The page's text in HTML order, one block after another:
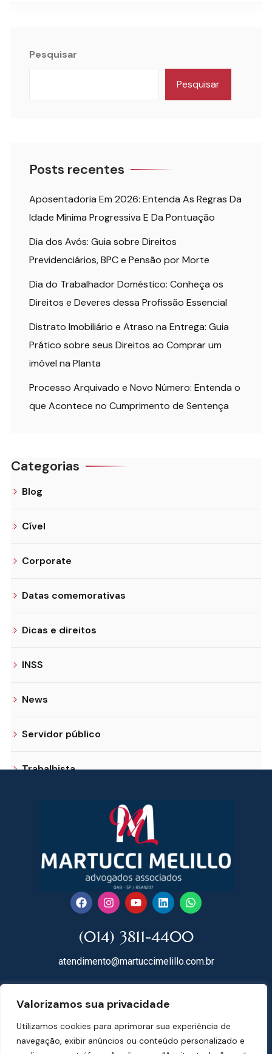
Valorizamos sua privacidade
Utilizamos cookies para aprimorar sua experiência de
navegação, exibir anúncios ou conteúdo personalizado e
Pesquisar
Pesquisar
Posts recentes
Aposentadoria Em 2026: Entenda As Regras Da
Idade Mínima Progressiva E Da Pontuação
Dia dos Avós: Guia sobre Direitos
Previdenciários, BPC e Pensão por Morte
Dia do Trabalhador Doméstico: Conheça os
Direitos e Deveres dessa Profissão Essencial
Distrato Imobiliário e Atraso na Entrega: Guia
Prático sobre seus Direitos ao Comprar um
imóvel na Planta
Processo Arquivado e Novo Número: Entenda o
que Acontece no Cumprimento de Sentença
Categorias
Blog
Cível
Corporate
Datas comemorativas
Dicas e direitos
INSS
News
Servidor público
Trabalhista
(014) 3811-4400
atendimento@martuccimelillo.com.br
18602-091 Centro – Botucatu – SP